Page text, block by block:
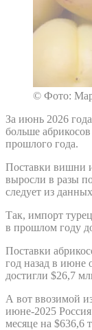
© Фото:
За июнь 2026
больше
прошлого года.
Поставки вишни
выросли в разы
следует из
Так, импорт
в прошлом году
Поставки
год назад в июне
достигли $26,7
А вот ввозимой
июне-2025
месяце на $636,6